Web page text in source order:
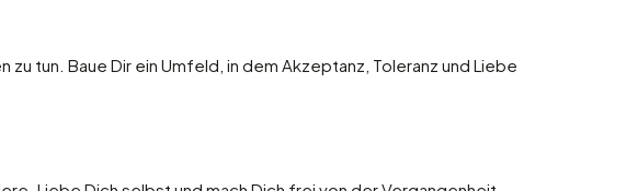
tun. Baue Dir ein Umfeld, in dem Akzeptanz, Toleranz und Liebe